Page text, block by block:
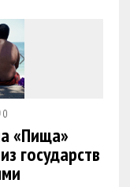
0
«Пища»
государств